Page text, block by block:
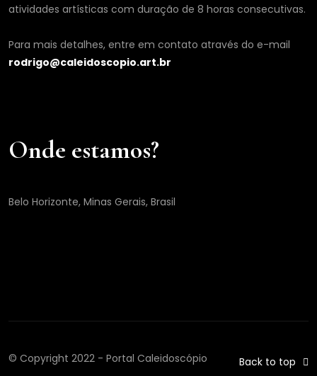
atividades artísticas com duração de 8 horas consecutivas.
Para mais detalhes, entre em contato através do e-mail
rodrigo@caleidoscopio.art.br
Onde estamos?
Belo Horizonte, Minas Gerais, Brasil
© Copyright 2022 - Portal Caleidoscópio Back to top